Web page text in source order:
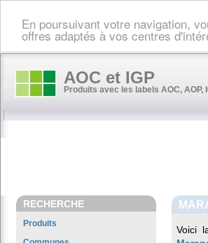
En poursuivant votre navigation,
offres adaptés à vos centres
AOC et IGP
Produits avec les labels AOC, AOP,
RECHERCHE
Produits
Voici